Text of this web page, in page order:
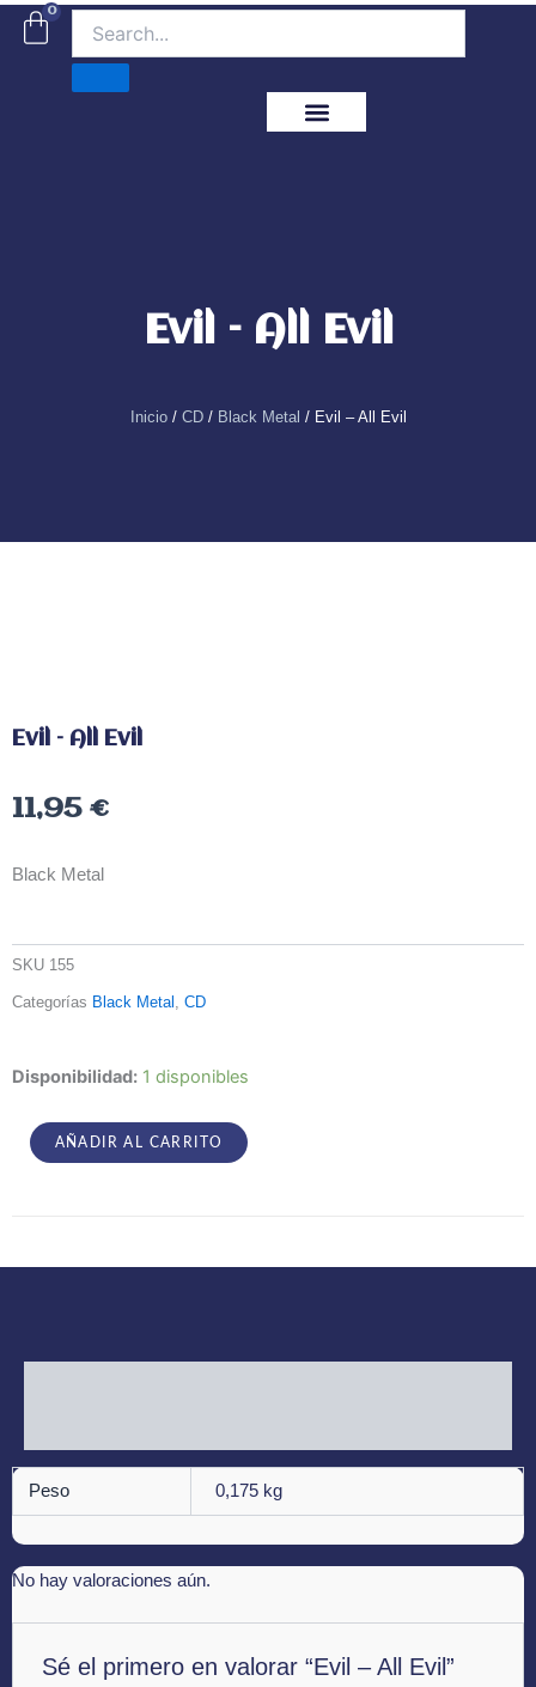
contenido
0
Carrito
Evil – All Evil
Inicio/ CD/ Black Metal / Evil – All Evil
Evil – All Evil
11,95 €
Black Metal
SKU 155
Categorías Black Metal , CD
Disponibilidad: 1 disponibles
Evil
Evil
cantidad
AÑADIR AL CARRITO
Peso 0,175 kg
No hay valoraciones aún.
Sé el primero en valorar “Evil – All Evil”